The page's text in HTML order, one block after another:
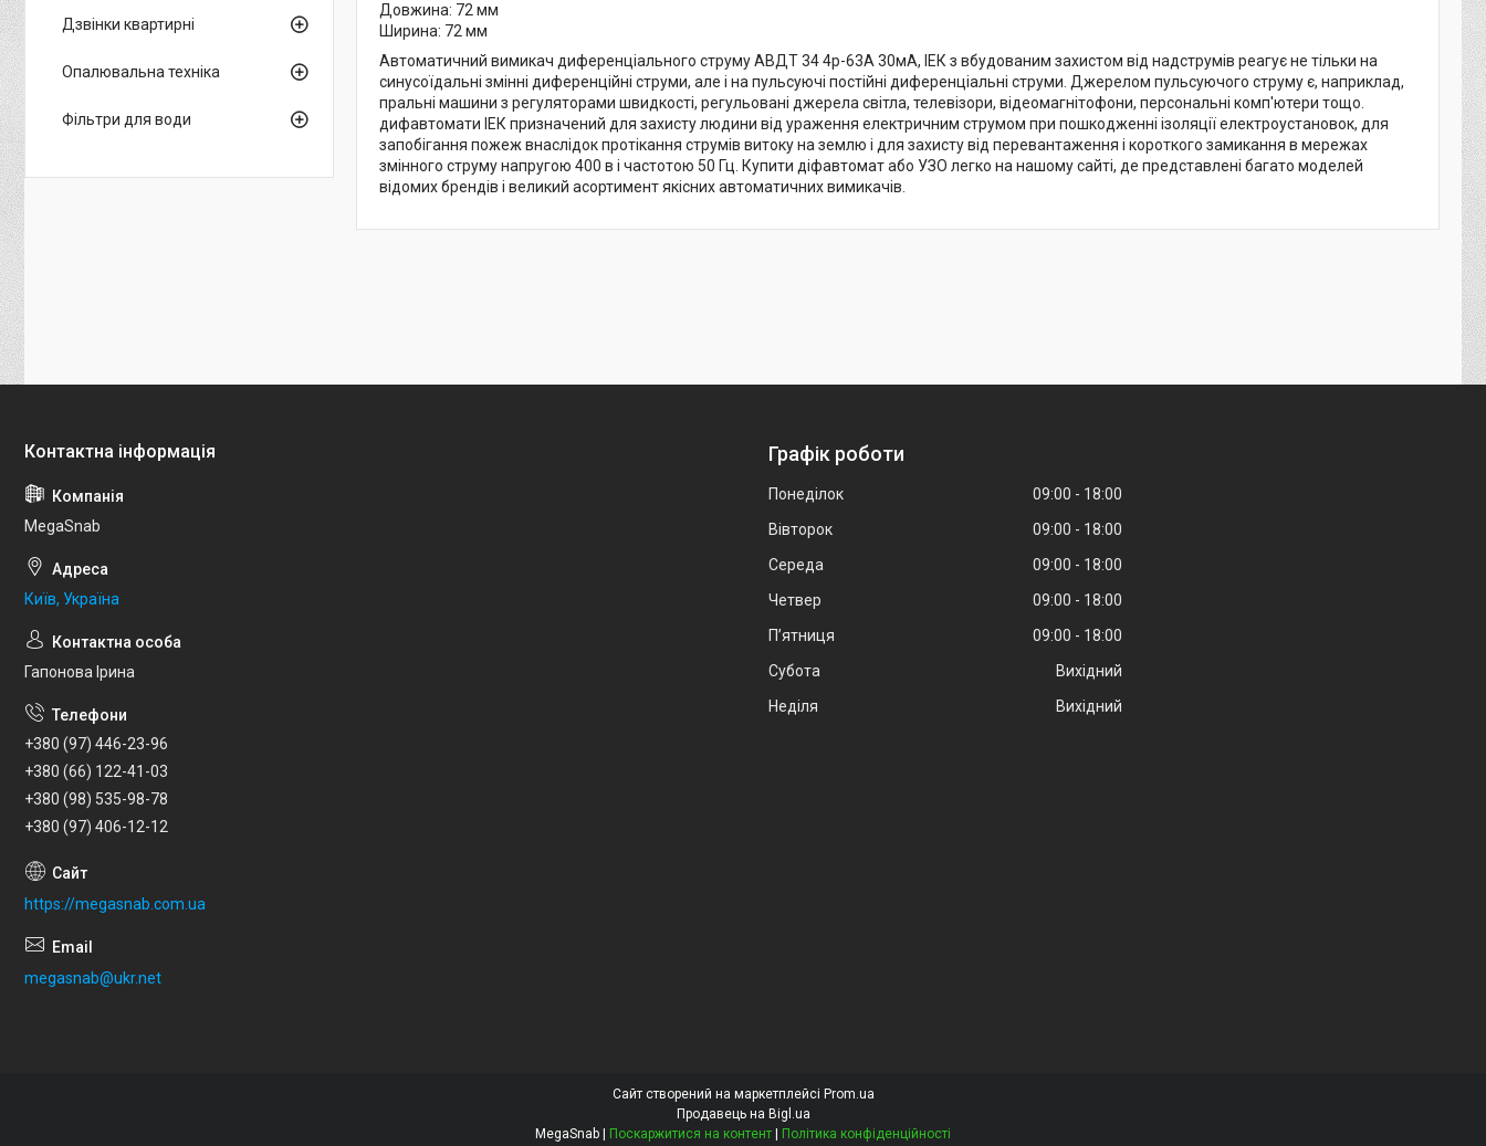
Довжина: 72 мм
Ширина: 72 мм
Автоматичний вимикач диференціального струму АВДТ 34 4р-63А 30мА, ІЕК з вбудованим захистом від надструмів реагує не тільки на
синусоїдальні змінні диференційні струми, але і на пульсуючі постійні диференціальні струми. Джерелом пульсуючого струму є, наприклад,
пральні машини з регуляторами швидкості, регульовані джерела світла, телевізори, відеомагнітофони, персональні комп'ютери тощо.
дифавтомати ІЕК призначений для захисту людини від ураження електричним струмом при пошкодженні ізоляції електроустановок, для
запобігання пожеж внаслідок протікання струмів витоку на землю і для захисту від перевантаження і короткого замикання в мережах
змінного струму напругою 400 в і частотою 50 Гц. Купити діфавтомат або УЗО легко на нашому сайті, де представлені багато моделей
відомих брендів і великий асортимент якісних автоматичних вимикачів.
Дзвінки квартирні
Опалювальна техніка
Фільтри для води
MegaSnab
Київ, Україна
Гапонова Ірина
+380 (97) 446-23-96
+380 (66) 122-41-03
+380 (98) 535-98-78
+380 (97) 406-12-12
https://megasnab.com.ua
megasnab@ukr.net
Графік роботи
Понеділок 09:00
18:00
Вівторок
09:00
18:00
Середа
09:00
18:00
Четвер
09:00
18:00
Пʼятниця
09:00
18:00
Субота
Вихідний
Неділя
Вихідний
Сайт створений на маркетплейсі Prom.ua
Продавець на Bigl.ua
MegaSnab | Поскаржитися на контент | Політика конфіденційності